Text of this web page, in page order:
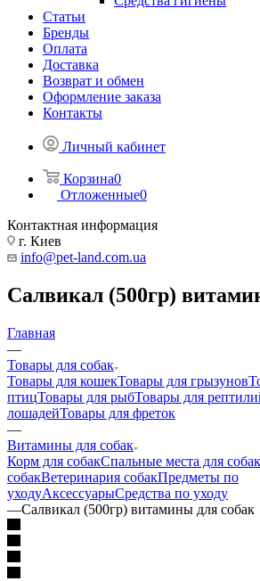
Статьи
Бренды
Оплата
Доставка
Возврат и обмен
Оформление заказа
Контакты
Личный кабинет
Корзина0
Отложенные0
Контактная информация
г. Киев
info@pet-land.com.ua
Салвикал (500гр)
Главная
—
Товары для собак
Товары для кошекТовары для грызунов
птицТовары для рыбТовары для
лошадейТовары для фреток
—
Витамины для собак
Корм для собакСпальные места для собак
собакВетеринария собакПредметы по
уходуАксессуарыСредства по уходу
—Салвикал (500гр) витамины для собак